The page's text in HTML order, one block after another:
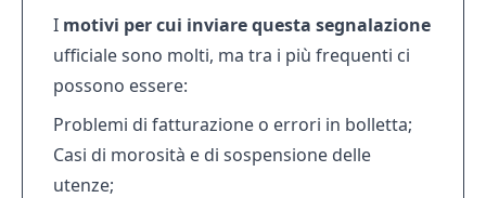
I motivi per cui inviare questa segnalazione
ufficiale sono molti, ma tra i più frequenti ci
possono essere:
Problemi di fatturazione o errori in bolletta;
Casi di morosità e di sospensione delle
utenze;